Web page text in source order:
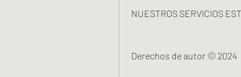
NUESTROS SERVICIOS
Derechos de autor © 2024